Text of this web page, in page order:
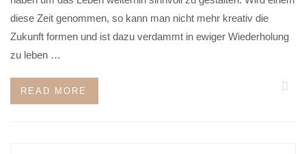
diese Zeit genommen, so kann man nicht mehr kreativ die
Zukunft formen und ist dazu verdammt in ewiger Wiederholung
zu leben …
READ MORE